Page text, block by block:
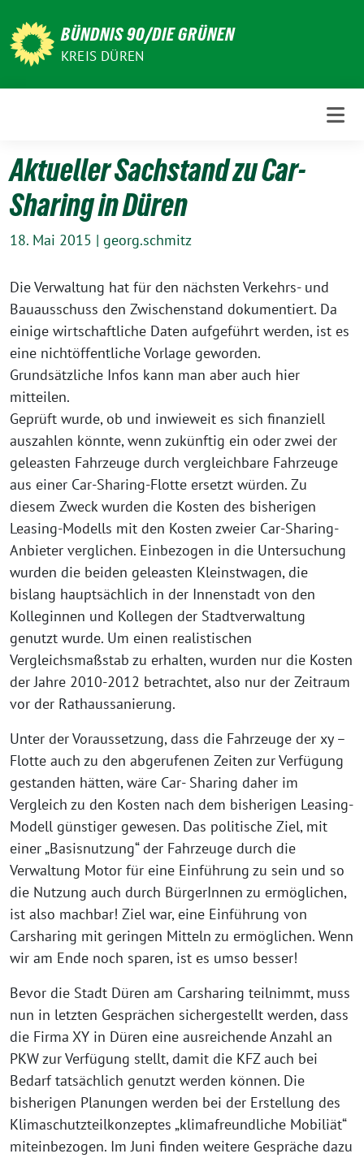
zum
Inhalt
BÜNDNIS 90/DIE GRÜNEN
KREIS DÜREN
Aktueller Sachstand zu Car-
Sharing in Düren
18. Mai 2015 | georg.schmitz
Die Verwaltung hat für den nächsten Verkehrs- und
Bauausschuss den Zwischenstand dokumentiert. Da
einige wirtschaftliche Daten aufgeführt werden, ist es
eine nichtöffentliche Vorlage geworden.
Grundsätzliche Infos kann man aber auch hier
mitteilen.
Geprüft wurde, ob und inwieweit es sich finanziell
auszahlen könnte, wenn zukünftig ein oder zwei der
geleasten Fahrzeuge durch vergleichbare Fahrzeuge
aus einer Car-Sharing-Flotte ersetzt würden. Zu
diesem Zweck wurden die Kosten des bisherigen
Leasing-Modells mit den Kosten zweier Car-Sharing-
Anbieter verglichen. Einbezogen in die Untersuchung
wurden die beiden geleasten Kleinstwagen, die
bislang hauptsächlich in der Innenstadt von den
Kolleginnen und Kollegen der Stadtverwaltung
genutzt wurde. Um einen realistischen
Vergleichsmaßstab zu erhalten, wurden nur die Kosten
der Jahre 2010-2012 betrachtet, also nur der Zeitraum
vor der Rathaussanierung.
Unter der Voraussetzung, dass die Fahrzeuge der xy –
Flotte auch zu den abgerufenen Zeiten zur Verfügung
gestanden hätten, wäre Car- Sharing daher im
Vergleich zu den Kosten nach dem bisherigen Leasing-
Modell günstiger gewesen. Das politische Ziel, mit
einer „Basisnutzung“ der Fahrzeuge durch die
Verwaltung Motor für eine Einführung zu sein und so
die Nutzung auch durch BürgerInnen zu ermöglichen,
ist also machbar! Ziel war, eine Einführung von
Carsharing mit geringen Mitteln zu ermöglichen. Wenn
wir am Ende noch sparen, ist es umso besser!
Bevor die Stadt Düren am Carsharing teilnimmt, muss
nun in letzten Gesprächen sichergestellt werden, dass
die Firma XY in Düren eine ausreichende Anzahl an
PKW zur Verfügung stellt, damit die KFZ auch bei
Bedarf tatsächlich genutzt werden können. Die
bisherigen Planungen werden bei der Erstellung des
Klimaschutzteilkonzeptes „klimafreundliche Mobiliät“
miteinbezogen. Im Juni finden weitere Gespräche dazu